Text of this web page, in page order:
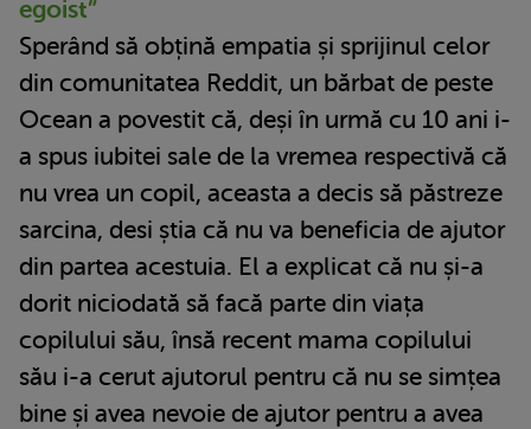
egoist”
Sperând să obțină empatia și sprijinul celor
din comunitatea Reddit, un bărbat de peste
Ocean a povestit că, deși în urmă cu 10 ani i-
a spus iubitei sale de la vremea respectivă că
nu vrea un copil, aceasta a decis să păstreze
sarcina, desi știa că nu va beneficia de ajutor
din partea acestuia. El a explicat că nu și-a
dorit niciodată să facă parte din viața
copilului său, însă recent mama copilului
său i-a cerut ajutorul pentru că nu se simțea
bine și avea nevoie de ajutor pentru a avea